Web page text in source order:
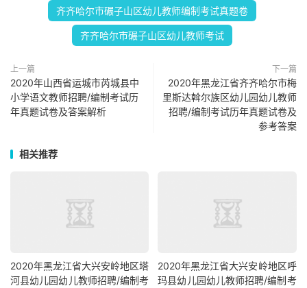
齐齐哈尔市碾子山区幼儿教师编制考试真题卷
齐齐哈尔市碾子山区幼儿教师考试
上一篇
2020年山西省运城市芮城县中
小学语文教师招聘/编制考试历
年真题试卷及答案解析
下一篇
2020年黑龙江省齐齐哈尔市梅
里斯达斡尔族区幼儿园幼儿教师
招聘/编制考试历年真题试卷及
参考答案
相关推荐
2020年黑龙江省大兴安岭地区塔
河县幼儿园幼儿教师招聘/编制考
2020年黑龙江省大兴安岭地区呼
玛县幼儿园幼儿教师招聘/编制考